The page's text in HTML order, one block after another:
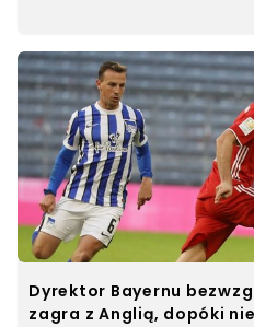
Dyrektor Bayernu
zagra z Anglią, dopóki